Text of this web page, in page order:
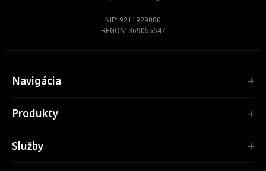
NIP: 9211929080
REGON: 369055647
Navigácia
Služby
Produkty
TubePilot
Služby